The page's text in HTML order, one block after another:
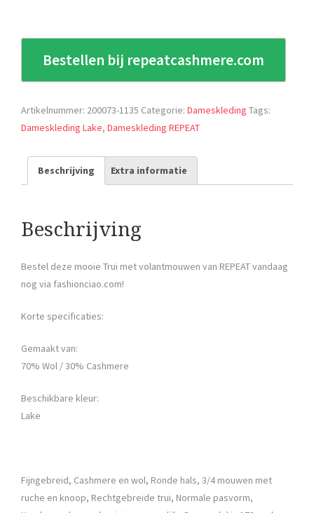
Bestellen bij repeatcashmere.com
Artikelnummer: 200073-1135 Categorie: Dameskleding Tags:
Dameskleding Lake, Dameskleding REPEAT
Beschrijving Extra informatie
Beschrijving
Bestel deze mooie Trui met volantmouwen van REPEAT vandaag
nog via fashionciao.com!
Korte specificaties:
Gemaakt van:
70% Wol / 30% Cashmere
Beschikbare kleur:
Lake
Fijngebreid, Cashmere en wol, Ronde hals, 3/4 mouwen met
ruche en knoop, Rechtgebreide trui, Normale pasvorm,